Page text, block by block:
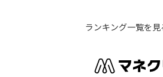
ランキング一覧を見